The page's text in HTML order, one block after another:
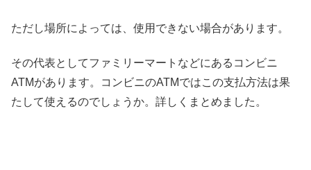
ただし場所によっては、使用できない場合があります。
その代表としてファミリーマートなどにあるコンビニ
ATMがあります。コンビニのATMではこの支払方法は果
たして使えるのでしょうか。詳しくまとめました。